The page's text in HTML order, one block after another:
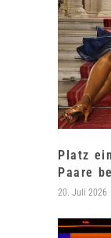
Platz
Paare
20. Juli 2026